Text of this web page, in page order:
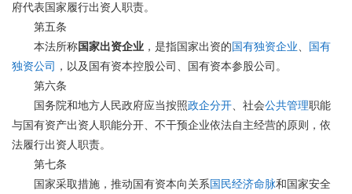
府代表国家履行出资人职责。
第五条
本法所称国家出资企业 ，是指国家出资的 国有独资企业
国有
独资公司 ，以及国有资本控股公司、国有资本参股公司。
第六条
国务院和地方人民政府应当按照政企分开 、社会公共管理职能
与国有资产出资人职能分开、不干预企业依法自主经营的原则，依
法履行出资人职责。
第七条
国家采取措施，推动国有资本向关系 国民经济命脉和国家安全